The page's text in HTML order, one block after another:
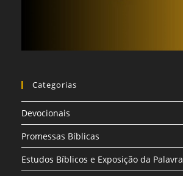
Categorias
Devocionais
Promessas Bíblicas
Estudos Bíblicos e Exposição da Palavra